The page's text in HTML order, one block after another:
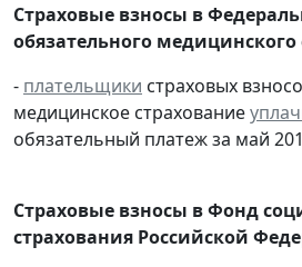
Страховые взносы в
обязательного медицинского
- плательщики страховых
медицинское страхование
обязательный платеж за май
Страховые взносы в Фонд
страхования Российской